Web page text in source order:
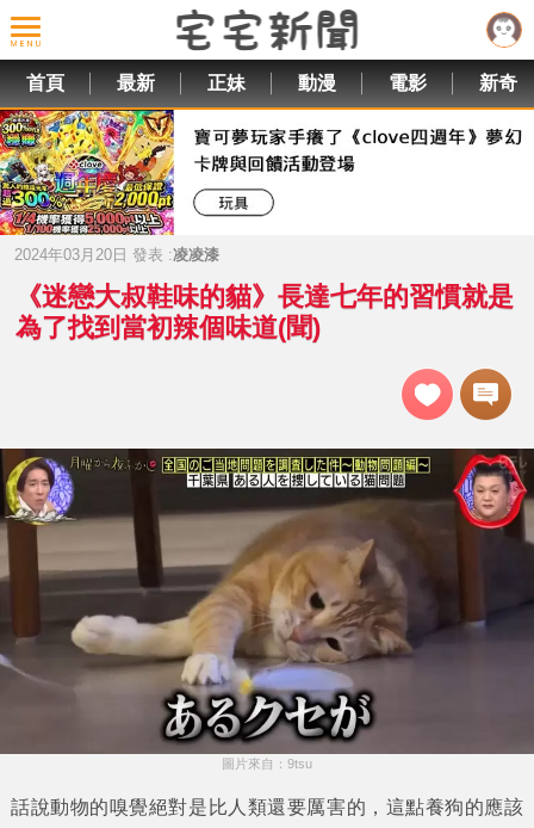
首頁 最新 正妹 動漫 電影 新奇
2024年03月20日 發表 :凌凌漆
《迷戀大叔鞋味的貓》長達七年的習慣就是
為了找到當初辣個味道(聞)
圖片來自：9tsu
話說動物的嗅覺絕對是比人類還要厲害的，這點養狗的應該